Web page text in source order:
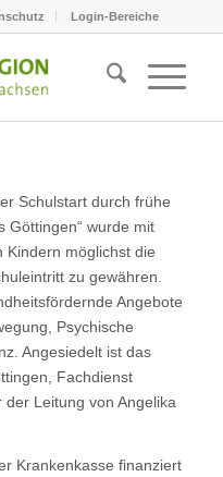
Login-Bereiche
Schulstart durch frühe
Göttingen“ wurde mit
Kindern möglichst die
zu gewähren.
Angebote
Psychische
Angesiedelt ist das
Fachdienst
Leitung von Angelika
Krankenkasse finanziert